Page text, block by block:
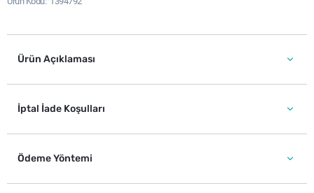
Ürün Açıklaması
İptal İade Koşulları
Ödeme Yöntemi